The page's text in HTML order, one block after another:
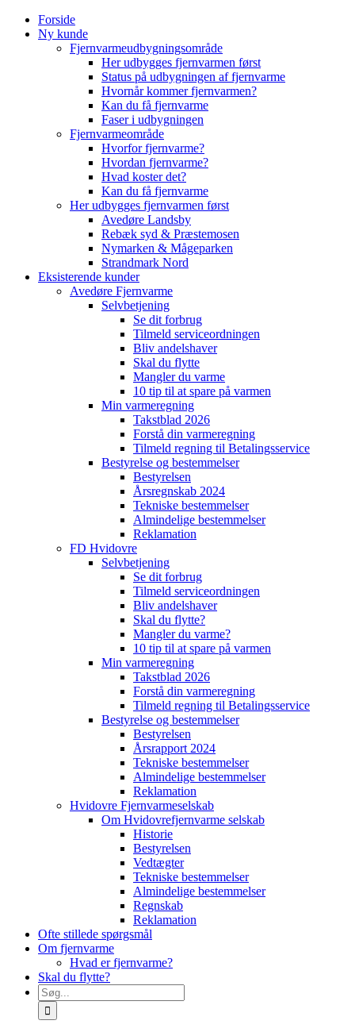
Skip
Forside
Ny kunde
Fjernvarmeudbygningsområde
Her udbygges fjernvarmen først
Status på udbygningen af fjernvarme
Hvornår kommer fjernvarmen?
Kan du få fjernvarme
Faser i udbygningen
Fjernvarmeområde
Hvorfor fjernvarme?
Hvordan fjernvarme?
Hvad koster det?
Kan du få fjernvarme
Her udbygges fjernvarmen først
Avedøre Landsby
Rebæk syd & Præstemosen
Nymarken & Mågeparken
Strandmark Nord
Eksisterende kunder
Avedøre Fjernvarme
Selvbetjening
Se dit forbrug
Tilmeld serviceordningen
Bliv andelshaver
Skal du flytte
Mangler du varme
10 tip til at spare på varmen
Min varmeregning
Takstblad 2026
Forstå din varmeregning
Tilmeld regning til Betalingsservice
Bestyrelse og bestemmelser
Bestyrelsen
Årsregnskab 2024
Tekniske bestemmelser
Almindelige bestemmelser
Reklamation
FD Hvidovre
Selvbetjening
Se dit forbrug
Tilmeld serviceordningen
Bliv andelshaver
Skal du flytte?
Mangler du varme?
10 tip til at spare på varmen
Min varmeregning
Takstblad 2026
Forstå din varmeregning
Tilmeld regning til Betalingsservice
Bestyrelse og bestemmelser
Bestyrelsen
Årsrapport 2024
Tekniske bestemmelser
Almindelige bestemmelser
Reklamation
Hvidovre Fjernvarmeselskab
Om Hvidovrefjernvarme selskab
Historie
Bestyrelsen
Vedtægter
Tekniske bestemmelser
Almindelige bestemmelser
Regnskab
Reklamation
Ofte stillede spørgsmål
Om fjernvarme
Hvad er fjernvarme?
Skal du flytte?
Søg
efter: